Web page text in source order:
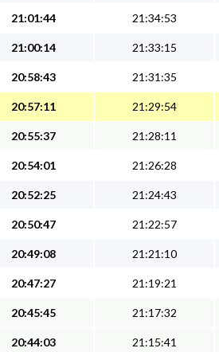
21:01:44 21:34:53
21:00:14 21:33:15
20:58:43 21:31:35
20:57:11 21:29:54
20:55:37 21:28:11
20:54:01 21:26:28
20:52:25 21:24:43
20:50:47 21:22:57
20:49:08 21:21:10
20:47:27 21:19:21
20:45:45 21:17:32
20:44:03 21:15:41